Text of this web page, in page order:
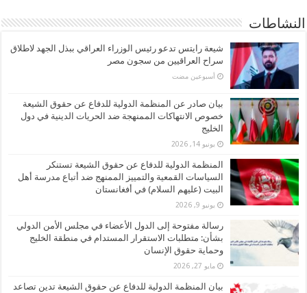
النشاطات
شيعة رايتس تدعو رئيس الوزراء العراقي ببذل الجهد لاطلاق
سراح العراقيين من سجون مصر
‏أسبوعين مضت
بيان صادر عن المنظمة الدولية للدفاع عن حقوق الشيعة
خصوص الانتهاكات الممنهجة ضد الحريات الدينية في دول
الخليج
يونيو 14, 2026
المنظمة الدولية للدفاع عن حقوق الشيعة تستنكر
السياسات القمعية والتمييز الممنهج ضد أتباع مدرسة أهل
البيت (عليهم السلام) في أفغانستان
يونيو 9, 2026
رسالة مفتوحة إلى الدول الأعضاء في مجلس الأمن الدولي
بشأن: متطلبات الاستقرار المستدام في منطقة الخليج
وحماية حقوق الإنسان
مايو 27, 2026
بيان المنظمة الدولية للدفاع عن حقوق الشيعة تدين تصاعد